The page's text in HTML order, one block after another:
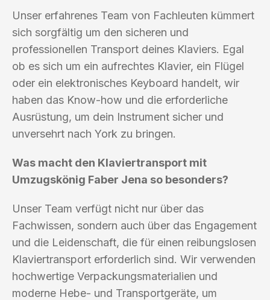
Unser erfahrenes Team von Fachleuten kümmert
sich sorgfältig um den sicheren und
professionellen Transport deines Klaviers. Egal
ob es sich um ein aufrechtes Klavier, ein Flügel
oder ein elektronisches Keyboard handelt, wir
haben das Know-how und die erforderliche
Ausrüstung, um dein Instrument sicher und
unversehrt nach York zu bringen.
Was macht den Klaviertransport mit
Umzugskönig Faber Jena so besonders?
Unser Team verfügt nicht nur über das
Fachwissen, sondern auch über das Engagement
und die Leidenschaft, die für einen reibungslosen
Klaviertransport erforderlich sind. Wir verwenden
hochwertige Verpackungsmaterialien und
moderne Hebe- und Transportgeräte, um